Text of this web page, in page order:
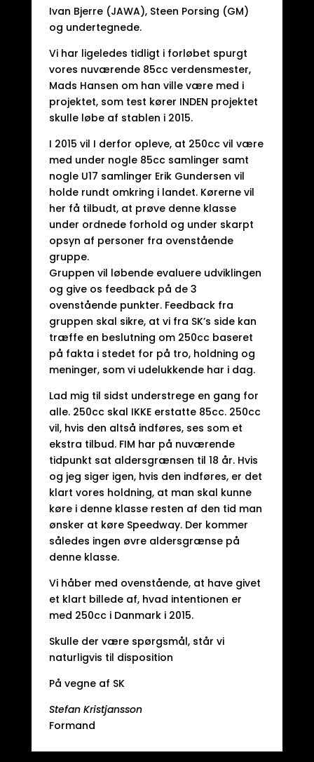
Ivan Bjerre (JAWA), Steen Porsing (GM)
og undertegnede.
Vi har ligeledes tidligt i forløbet spurgt
vores nuværende 85cc verdensmester,
Mads Hansen om han ville være med i
projektet, som test kører INDEN projektet
skulle løbe af stablen i 2015.
I 2015 vil I derfor opleve, at 250cc vil være
med under nogle 85cc samlinger samt
nogle U17 samlinger Erik Gundersen vil
holde rundt omkring i landet. Kørerne vil
her få tilbudt, at prøve denne klasse
under ordnede forhold og under skarpt
opsyn af personer fra ovenstående
gruppe.
Gruppen vil løbende evaluere udviklingen
og give os feedback på de 3
ovenstående punkter. Feedback fra
gruppen skal sikre, at vi fra SK’s side kan
træffe en beslutning om 250cc baseret
på fakta i stedet for på tro, holdning og
meninger, som vi udelukkende har i dag.
Lad mig til sidst understrege en gang for
alle. 250cc skal IKKE erstatte 85cc. 250cc
vil, hvis den altså indføres, ses som et
ekstra tilbud. FIM har på nuværende
tidpunkt sat aldersgrænsen til 18 år. Hvis
og jeg siger igen, hvis den indføres, er det
klart vores holdning, at man skal kunne
køre i denne klasse resten af den tid man
ønsker at køre Speedway. Der kommer
således ingen øvre aldersgrænse på
denne klasse.
Vi håber med ovenstående, at have givet
et klart billede af, hvad intentionen er
med 250cc i Danmark i 2015.
Skulle der være spørgsmål, står vi
naturligvis til disposition
På vegne af SK
Stefan Kristjansson
Formand